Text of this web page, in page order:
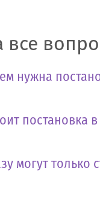
все
нужна
постановка в
могут